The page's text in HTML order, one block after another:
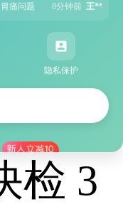
咨询了头痛问题 12分钟前
隐私保护
检 3